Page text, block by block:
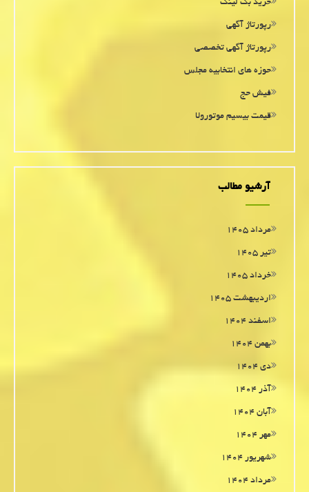
خرید بک لینک
رپورتاژ آگهی
رپورتاژ آگهی تخصصی
حوزه های انتخابیه مجلس
فیش حج
قیمت بیسیم موتورولا
آرشیو مطالب
مرداد ۱۴۰۵
تیر ۱۴۰۵
خرداد ۱۴۰۵
اردیبهشت ۱۴۰۵
اسفند ۱۴۰۴
بهمن ۱۴۰۴
دی ۱۴۰۴
آذر ۱۴۰۴
آبان ۱۴۰۴
مهر ۱۴۰۴
شهریور ۱۴۰۴
مرداد ۱۴۰۴